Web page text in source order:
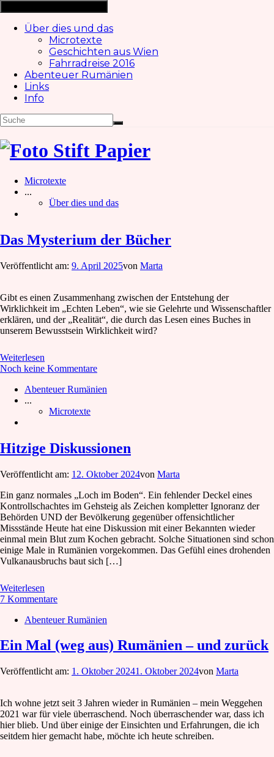
Über dies und das
Microtexte
Geschichten aus Wien
Fahrradreise 2016
Abenteuer Rumänien
Links
Info
Microtexte
...
Über dies und das
Das Mysterium der Bücher
Veröffentlicht am: 9. April 2025von Marta
Gibt es einen Zusammenhang zwischen der Entstehung der
Wirklichkeit im „Echten Leben“, wie sie Gelehrte und Wissenschaftler
erklären, und der „Realität“, die durch das Lesen eines Buches in
unserem Bewusstsein Wirklichkeit wird?
Weiterlesen
Noch keine Kommentare
Abenteuer Rumänien
...
Microtexte
Hitzige Diskussionen
Veröffentlicht am: 12. Oktober 2024von Marta
Ein ganz normales „Loch im Boden“. Ein fehlender Deckel eines
Kontrollschachtes im Gehsteig als Zeichen kompletter Ignoranz der
Behörden UND der Bevölkerung gegenüber offensichtlicher
Missstände Heute hat eine Diskussion mit einer Bekannten wieder
einmal mein Blut zum Kochen gebracht. Solche Situationen sind schon
einige Male in Rumänien vorgekommen. Das Gefühl eines drohenden
Vulkanausbruchs baut sich […]
Weiterlesen
7 Kommentare
Abenteuer Rumänien
Ein Mal (weg aus) Rumänien – und zurück
Veröffentlicht am: 1. Oktober 20241. Oktober 2024von Marta
Ich wohne jetzt seit 3 Jahren wieder in Rumänien – mein Weggehen
2021 war für viele überraschend. Noch überraschender war, dass ich
hier blieb. Und über einige der Einsichten und Erfahrungen, die ich
seitdem hier gemacht habe, möchte ich heute schreiben.